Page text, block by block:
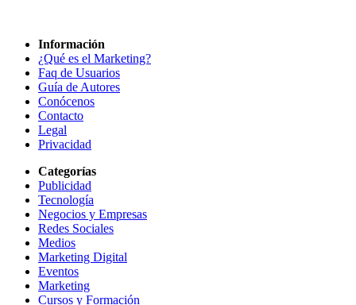
Información
¿Qué es el Marketing?
Faq de Usuarios
Guía de Autores
Conócenos
Contacto
Legal
Privacidad
Categorías
Publicidad
Tecnología
Negocios y Empresas
Redes Sociales
Medios
Marketing Digital
Eventos
Marketing
Cursos y Formación